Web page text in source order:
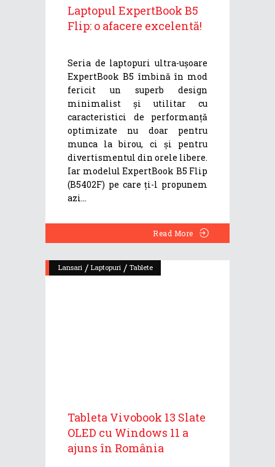
Laptopul ExpertBook B5
Flip: o afacere excelentă!
Seria de laptopuri ultra-ușoare
ExpertBook B5 îmbină în mod
fericit un superb design
minimalist și utilitar cu
caracteristici de performanță
optimizate nu doar pentru
munca la birou, ci și pentru
divertismentul din orele libere.
Iar modelul ExpertBook B5 Flip
(B5402F) pe care ți-l propunem
azi
Read More
Lansari / Laptopuri / Tablete
Tableta Vivobook 13 Slate
OLED cu Windows 11 a
ajuns în România